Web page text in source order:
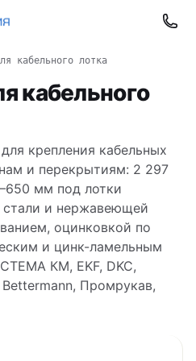
кабельного лотка
кабельного
крепления кабельных
и перекрытиям: 2 297
мм под лотки
и нержавеющей
оцинковкой по
и цинк-ламельным
КМ, EKF, DKC,
Промрукав,